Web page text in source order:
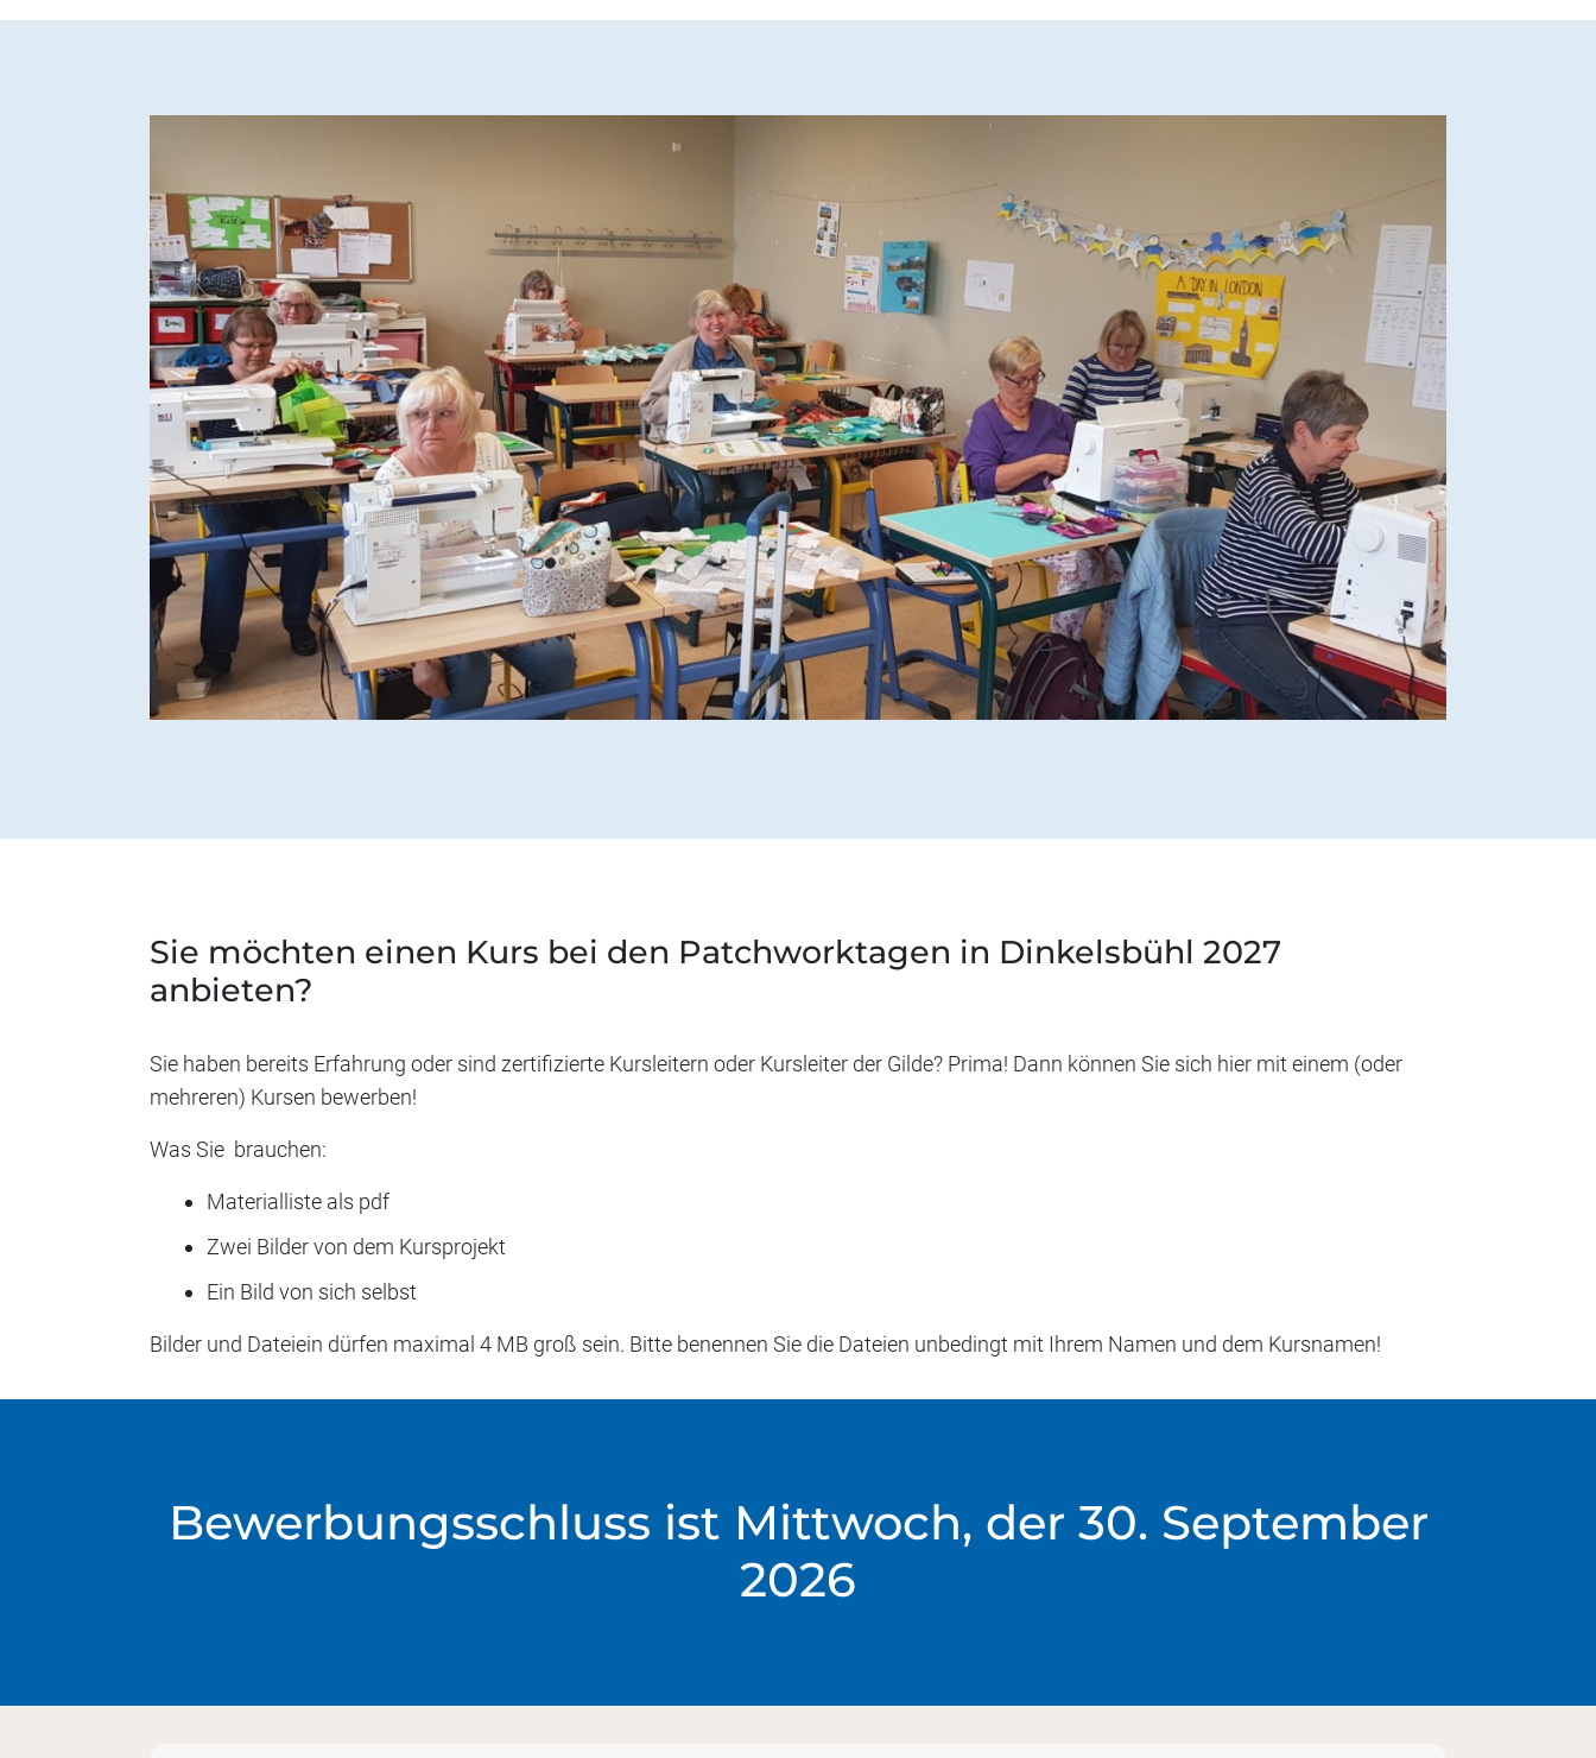
Sie möchten einen Kurs bei den Patchworktagen in Dinkelsbühl 2027
anbieten?
Sie haben bereits Erfahrung oder sind zertifizierte Kursleitern oder Kursleiter der Gilde? Prima! Dann können Sie sich hier mit einem (oder
mehreren) Kursen bewerben!
Was Sie brauchen:
Materialliste als pdf
Zwei Bilder von dem Kursprojekt
Ein Bild von sich selbst
Bilder und Dateiein dürfen maximal 4 MB groß sein. Bitte benennen Sie die Dateien unbedingt mit Ihrem Namen und dem Kursnamen!
Bewerbungsschluss ist Mittwoch, der 30. September
2026